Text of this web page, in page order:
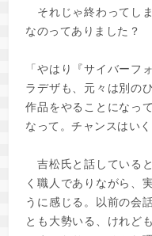
それじゃ終わってし
なのってありました？
「やはり『サイバーフ
ラデザも、元々は別の
作品をやることになっ
なって。チャンスはい
吉松氏と話している
く職人でありながら、
うに感じる。以前の会
とも大勢いる、けれど